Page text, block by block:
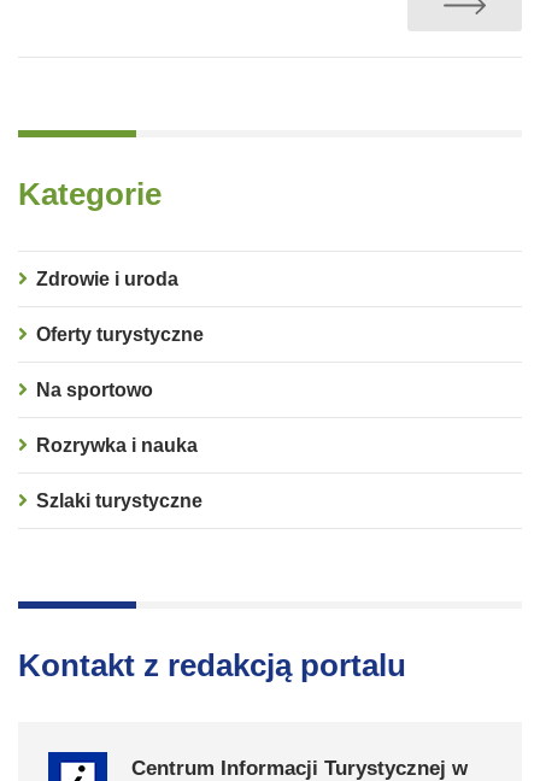
Kategorie
Zdrowie i uroda
Oferty turystyczne
Na sportowo
Rozrywka i nauka
Szlaki turystyczne
Kontakt z redakcją portalu
Centrum Informacji Turystycznej w